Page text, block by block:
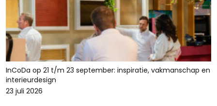
InCoDa op 21 t/m 23 september: inspiratie, vakmanschap en
interieurdesign
23 juli 2026